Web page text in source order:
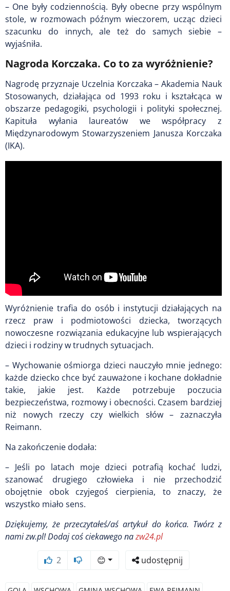
– One były codziennością. Były obecne przy wspólnym
stole, w rozmowach późnym wieczorem, ucząc dzieci
szacunku do innych, ale też do samych siebie –
wyjaśniła.
Nagroda Korczaka. Co to za wyróżnienie?
Nagrodę przyznaje Uczelnia Korczaka – Akademia Nauk
Stosowanych, działająca od 1993 roku i kształcąca w
obszarze pedagogiki, psychologii i polityki społecznej.
Kapituła wyłania laureatów we współpracy z
Międzynarodowym Stowarzyszeniem Janusza Korczaka
(IKA).
Wyróżnienie trafia do osób i instytucji działających na
rzecz praw i podmiotowości dziecka, tworzących
nowoczesne rozwiązania edukacyjne lub wspierających
dzieci i rodziny w trudnych sytuacjach.
– Wychowanie ośmiorga dzieci nauczyło mnie jednego:
każde dziecko chce być zauważone i kochane dokładnie
takie, jakie jest. Każde potrzebuje poczucia
bezpieczeństwa, rozmowy i obecności. Czasem bardziej
niż nowych rzeczy czy wielkich słów – zaznaczyła
Reimann.
Na zakończenie dodała:
– Jeśli po latach moje dzieci potrafią kochać ludzi,
szanować drugiego człowieka i nie przechodzić
obojętnie obok czyjegoś cierpienia, to znaczy, że
wszystko miało sens.
Dziękujemy, że przeczytałeś/aś artykuł do końca. Twórz z
nami zw.pl! Dodaj coś ciekawego nazw24.pl
2 😊 udostępnij